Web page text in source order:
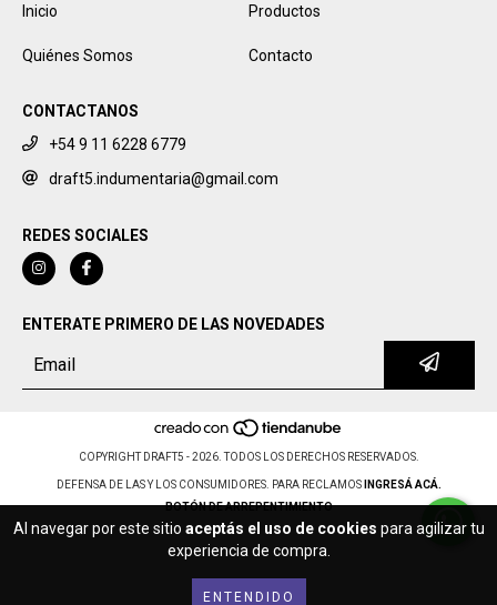
Al navegar por este sitio aceptás el uso de cookies para agilizar tu
experiencia de compra.
ENTENDIDO
Inicio Productos
Quiénes Somos Contacto
CONTACTANOS
+54 9 11 6228 6779
draft5.indumentaria@gmail.com
REDES SOCIALES
ENTERATE PRIMERO DE LAS NOVEDADES
COPYRIGHT DRAFT5 - 2026. TODOS LOS DERECHOS RESERVADOS.
DEFENSA DE LAS Y LOS CONSUMIDORES. PARA RECLAMOS
INGRESÁ ACÁ.
BOTÓN DE ARREPENTIMIENTO